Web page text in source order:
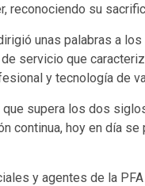
reconociendo su
unas palabras a
servicio que
y tecnología de
supera los dos
continua, hoy en día
y agentes de la